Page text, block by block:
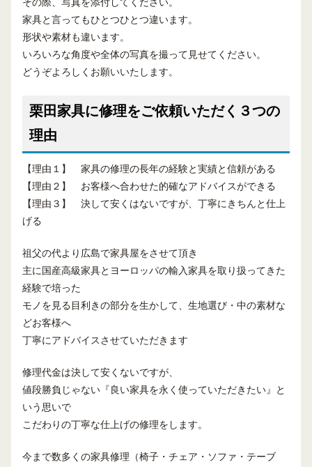
家具と言ってもひとつひとつ違います。
形状や素材も違います。
いろいろな角度や全体の写真を撮って見せてください。
どうぞよろしくお願いいたします。
栗田家具に修理をご依頼いただく３つの
理由
【理由１】 家具の修理の長年の経験と実績と信頼がある
【理由２】 お客様へ合わせた的確なアドバイスができる
【理由３】 決して安くはないですが、丁寧にきちんと仕上
げる
祖父の代より広島で家具屋をさせて頂き
主に国産高級家具とヨーロッパの輸入家具を取り扱ってきた
経験で培った
モノを見る目利きの部分を生かして、生地選び・中の素材な
どお客様へ
丁寧にアドバイスさせていただきます
修理代金は決して安くないですが、
値段勝負じゃない『良い家具を永く使っていただきたい』と
いう思いで
こだわりの丁寧な仕上げの修理をします。
今まで数多くの家具修理（椅子・チェア・ソファ・テーブ